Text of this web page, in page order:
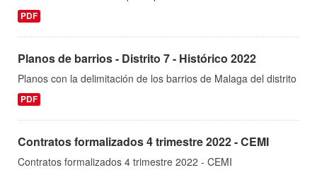
PDF
Planos de barrios - Distrito 7 - Histórico 2022
Planos con la delimitación de los barrios de Malaga del distrito
PDF
Contratos formalizados 4 trimestre 2022 - CEMI
Contratos formalizados 4 trimestre 2022 - CEMI